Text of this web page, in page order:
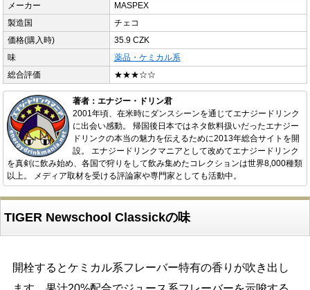
メーカー
MASPEX
製造国
チェコ
価格(購入時)
35.9 CZK
味
薬品・ケミカル系
総合評価
★★★☆☆
著者：エナジー・ドリン君
2001年頃、在米時にダンスシーンを通じてエナジードリンク
に出会い感動。 帰国後日本ではネタ飲料扱いだったエナジー
ドリンクの本当の魅力を伝えるために2013年総合サイトを開
設。 エナジードリンクマニアとして改めてエナジードリンク
を真剣に飲み始め、各国で狩りをして飲み集めたコレクションは世界8,000種類
以上。 メディア取材を受ける評論家や専門家としても活動中。
TIGER Newschool Classickの味
開栓するとケミカル系フレーバー特有の香りが吹き出し